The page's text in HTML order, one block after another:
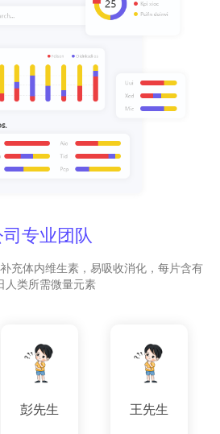
司专业团队
充体内维生素，易吸收消化，每片含有
人类所需微量元素
彭先生 王先生